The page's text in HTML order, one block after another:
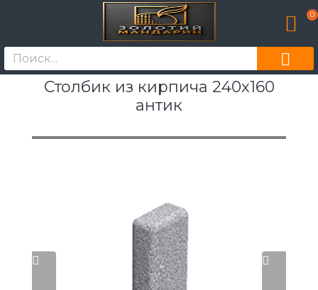
0
Столбик из кирпича 240х160
антик